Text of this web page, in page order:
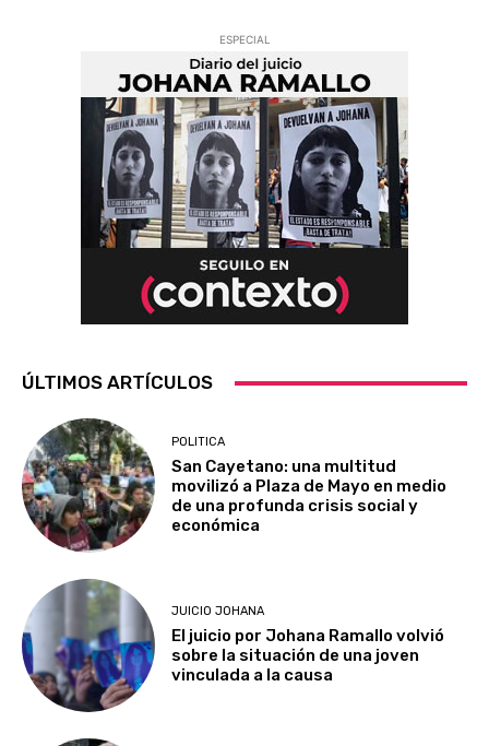
ESPECIAL
ÚLTIMOS ARTÍCULOS
POLITICA
San Cayetano: una multitud
movilizó a Plaza de Mayo en medio
de una profunda crisis social y
económica
JUICIO JOHANA
El juicio por Johana Ramallo volvió
sobre la situación de una joven
vinculada a la causa